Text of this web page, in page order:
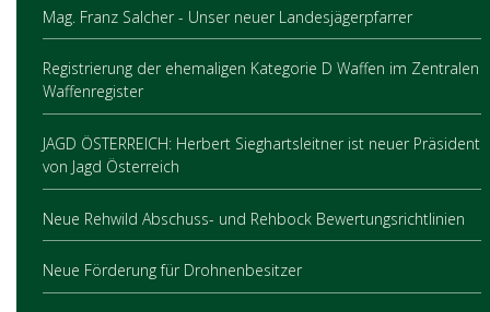
Mag. Franz Salcher - Unser neuer Landesjägerpfarrer
Registrierung der ehemaligen Kategorie D Waffen im Zentralen
Waffenregister
JAGD ÖSTERREICH: Herbert Sieghartsleitner ist neuer Präsident
von Jagd Österreich
Neue Rehwild Abschuss- und Rehbock Bewertungsrichtlinien
Neue Förderung für Drohnenbesitzer